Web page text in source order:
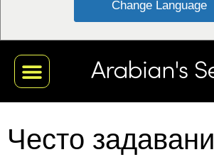
Change Language
Често задавани